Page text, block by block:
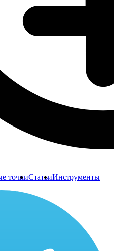
точкиСтатьиИнструменты